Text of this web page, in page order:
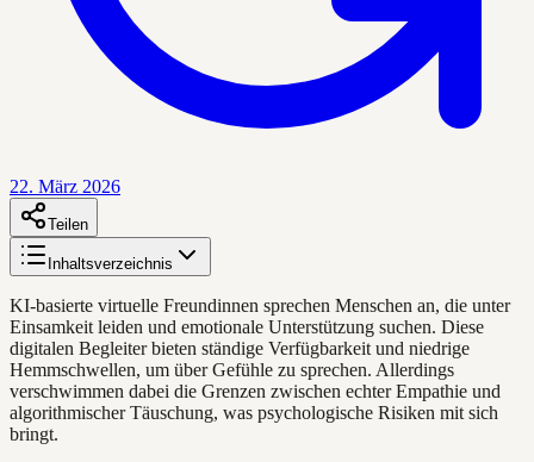
22. März 2026
Teilen
Inhaltsverzeichnis
KI-basierte virtuelle Freundinnen sprechen Menschen an, die unter
Einsamkeit leiden und emotionale Unterstützung suchen. Diese
digitalen Begleiter bieten ständige Verfügbarkeit und niedrige
Hemmschwellen, um über Gefühle zu sprechen. Allerdings
verschwimmen dabei die Grenzen zwischen echter Empathie und
algorithmischer Täuschung, was psychologische Risiken mit sich
bringt.